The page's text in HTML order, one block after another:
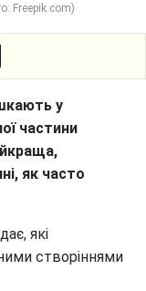
Freepik.com)
у
частини
як часто
які
створіннями